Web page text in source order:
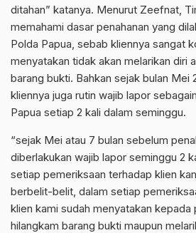
ditahan” katanya. Menurut Zeefnat,
memahami dasar penahanan yang
Polda Papua, sebab kliennya sangat
menyatakan tidak akan melarikan diri
barang bukti. Bahkan sejak bulan Mei
kliennya juga rutin wajib lapor
Papua setiap 2 kali dalam seminggu.
“sejak Mei atau 7 bulan sebelum
diberlakukan wajib lapor seminggu 2
setiap pemeriksaan terhadap klien
berbelit-belit, dalam setiap
klien kami sudah menyatakan kepada
hilangkam barang bukti maupun